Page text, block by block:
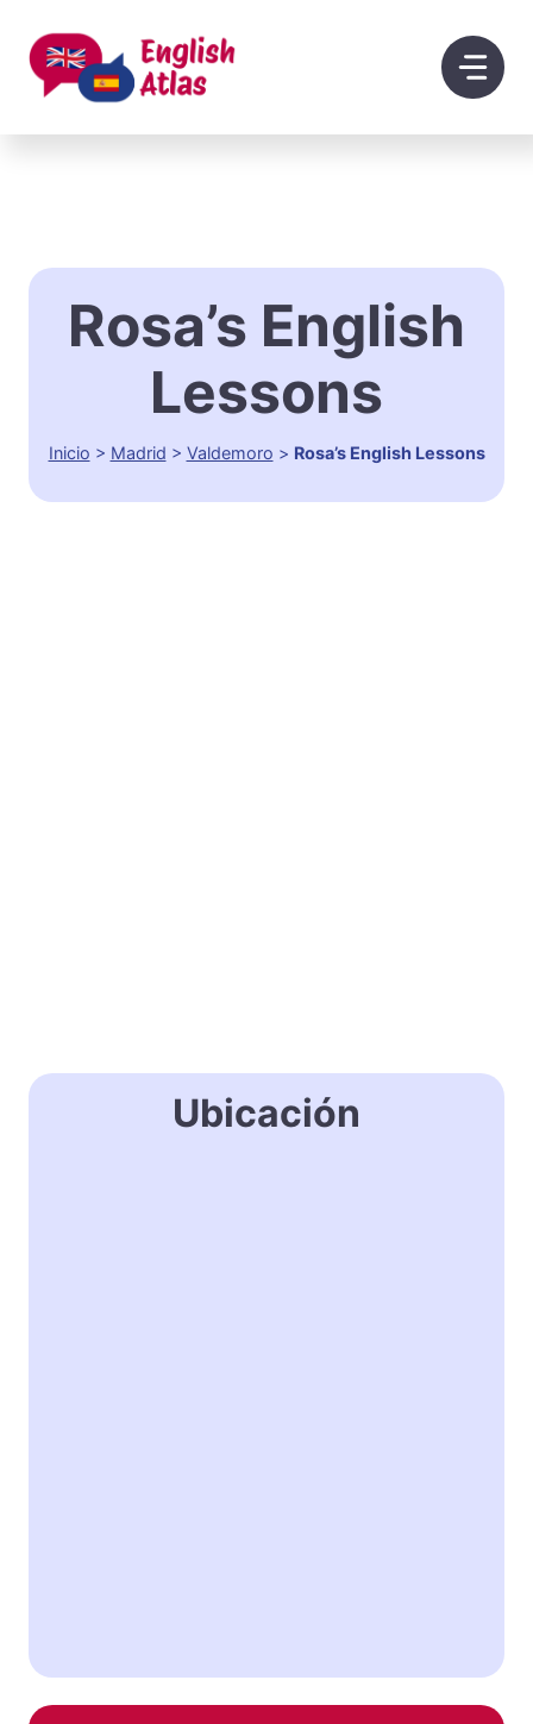
contenido
Rosa’s English
Lessons
Inicio > Madrid > Valdemoro > Rosa’s English Lessons
Ubicación